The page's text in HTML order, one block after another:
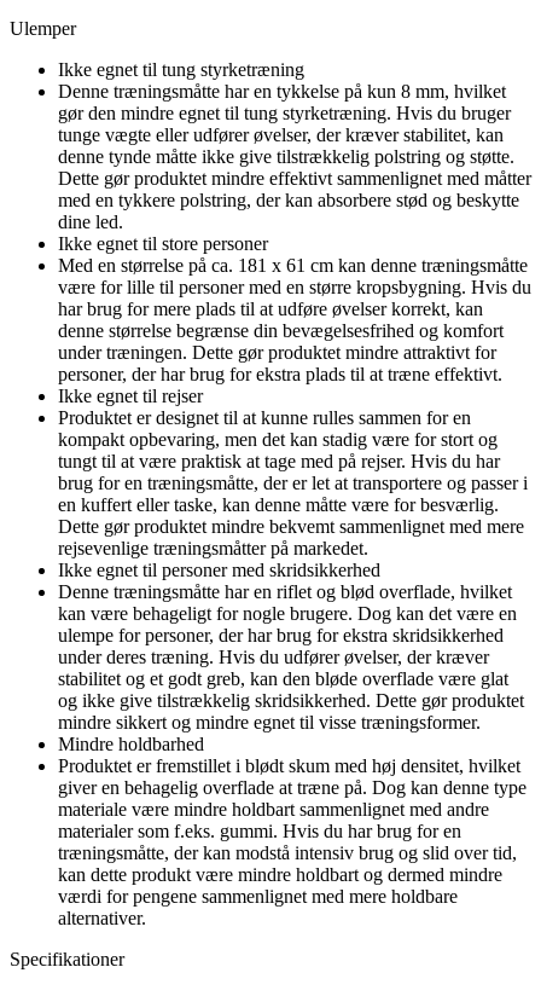
Ulemper
Ikke egnet til tung styrketræning
Denne træningsmåtte har en tykkelse på kun 8 mm, hvilket
gør den mindre egnet til tung styrketræning. Hvis du bruger
tunge vægte eller udfører øvelser, der kræver stabilitet, kan
denne tynde måtte ikke give tilstrækkelig polstring og støtte.
Dette gør produktet mindre effektivt sammenlignet med måtter
med en tykkere polstring, der kan absorbere stød og beskytte
dine led.
Ikke egnet til store personer
Med en størrelse på ca. 181 x 61 cm kan denne træningsmåtte
være for lille til personer med en større kropsbygning. Hvis du
har brug for mere plads til at udføre øvelser korrekt, kan
denne størrelse begrænse din bevægelsesfrihed og komfort
under træningen. Dette gør produktet mindre attraktivt for
personer, der har brug for ekstra plads til at træne effektivt.
Ikke egnet til rejser
Produktet er designet til at kunne rulles sammen for en
kompakt opbevaring, men det kan stadig være for stort og
tungt til at være praktisk at tage med på rejser. Hvis du har
brug for en træningsmåtte, der er let at transportere og passer i
en kuffert eller taske, kan denne måtte være for besværlig.
Dette gør produktet mindre bekvemt sammenlignet med mere
rejsevenlige træningsmåtter på markedet.
Ikke egnet til personer med skridsikkerhed
Denne træningsmåtte har en riflet og blød overflade, hvilket
kan være behageligt for nogle brugere. Dog kan det være en
ulempe for personer, der har brug for ekstra skridsikkerhed
under deres træning. Hvis du udfører øvelser, der kræver
stabilitet og et godt greb, kan den bløde overflade være glat
og ikke give tilstrækkelig skridsikkerhed. Dette gør produktet
mindre sikkert og mindre egnet til visse træningsformer.
Mindre holdbarhed
Produktet er fremstillet i blødt skum med høj densitet, hvilket
giver en behagelig overflade at træne på. Dog kan denne type
materiale være mindre holdbart sammenlignet med andre
materialer som f.eks. gummi. Hvis du har brug for en
træningsmåtte, der kan modstå intensiv brug og slid over tid,
kan dette produkt være mindre holdbart og dermed mindre
værdi for pengene sammenlignet med mere holdbare
alternativer.
Specifikationer